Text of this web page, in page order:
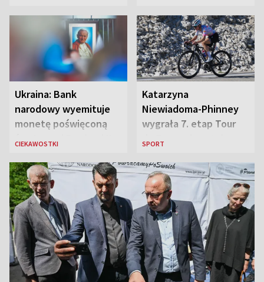
„Antka Rozpylacza”
Ukraina: Bank
narodowy wyemituje
monetę poświęconą
św. Janowi Pawłowi II
CIEKAWOSTKI
Katarzyna
Niewiadoma-Phinney
wygrała 7. etap Tour
de France i została
SPORT